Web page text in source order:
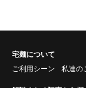
宅麺について
ご利用シーン
私達の